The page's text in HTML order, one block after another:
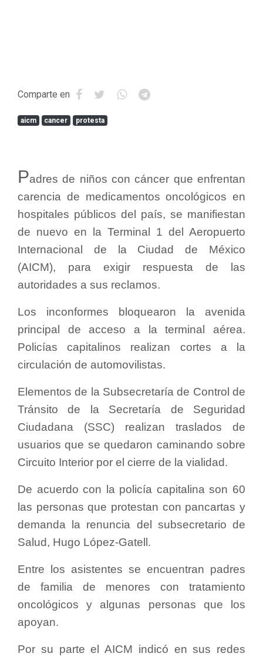
Comparte en
aicm cancer protesta
Padres de niños con cáncer que enfrentan
carencia de medicamentos oncológicos en
hospitales públicos del país, se manifiestan
de nuevo en la Terminal 1 del Aeropuerto
Internacional de la Ciudad de México
(AICM), para exigir respuesta de las
autoridades a sus reclamos.
Los inconformes bloquearon la avenida
principal de acceso a la terminal aérea.
Policías capitalinos realizan cortes a la
circulación de automovilistas.
Elementos de la Subsecretaría de Control de
Tránsito de la Secretaría de Seguridad
Ciudadana (SSC) realizan traslados de
usuarios que se quedaron caminando sobre
Circuito Interior por el cierre de la vialidad.
De acuerdo con la policía capitalina son 60
las personas que protestan con pancartas y
demanda la renuncia del subsecretario de
Salud, Hugo López-Gatell.
Entre los asistentes se encuentran padres
de familia de menores con tratamiento
oncológicos y algunas personas que los
apoyan.
Por su parte el AICM indicó en sus redes